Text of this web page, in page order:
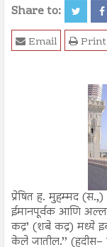
Share to:
Print
Email
प्रेषित ह. मुहम्मद (स.,)
ईमानपूर्वक आणि
कद्र’ (शबे कद्र) मध्ये
केले जातील.’’ (हदीस–